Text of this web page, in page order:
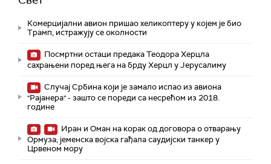
Комерцијални авион пришао хеликоптеру у којем је био
Трамп, истражују се околности
Посмртни остаци предака Теодора Херцла
сахрањени поред њега на брду Херцл у Јерусалиму
Случај Србина који је замало испао из авиона
"Рајанера" - зашто се пореди са несрећом из 2018.
године
Иран и Оман на корак од договора о отварању
Ормуза; jеменска војска гађала саудијски танкер у
Црвеном мору